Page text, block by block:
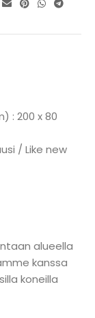
: 200 x 80
/ Like new
alueella
kanssa
koneilla